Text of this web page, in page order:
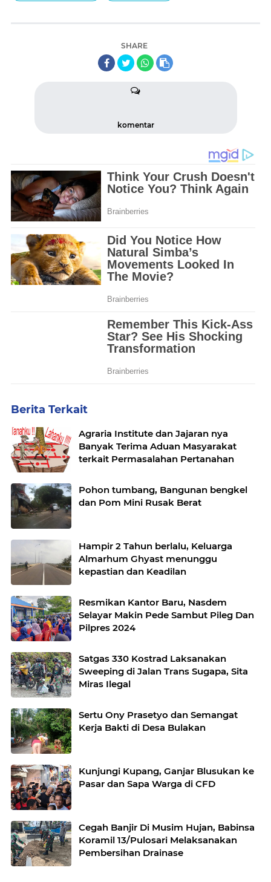
SHARE
komentar
Berita Terkait
Agraria Institute dan Jajaran nya
Banyak Terima Aduan Masyarakat
terkait Permasalahan Pertanahan
Pohon tumbang, Bangunan bengkel
dan Pom Mini Rusak Berat
Hampir 2 Tahun berlalu, Keluarga
Almarhum Ghyast menunggu
kepastian dan Keadilan
Resmikan Kantor Baru, Nasdem
Selayar Makin Pede Sambut Pileg Dan
Pilpres 2024
Satgas 330 Kostrad Laksanakan
Sweeping di Jalan Trans Sugapa, Sita
Miras Ilegal
Sertu Ony Prasetyo dan Semangat
Kerja Bakti di Desa Bulakan
Kunjungi Kupang, Ganjar Blusukan ke
Pasar dan Sapa Warga di CFD
Cegah Banjir Di Musim Hujan, Babinsa
Koramil 13/Pulosari Melaksanakan
Pembersihan Drainase